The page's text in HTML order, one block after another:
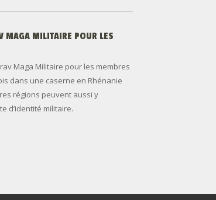
MAGA MILITAIRE POUR LES
Maga Militaire pour les membres
dans une caserne en Rhénanie
régions peuvent aussi y
d’identité militaire.